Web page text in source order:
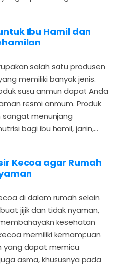
Ibu Hamil dan
salah satu produsen
memiliki banyak jenis.
susu anmun dapat Anda
resmi anmum. Produk
sangat menunjang
bagi ibu hamil, janin,...
Kecoa agar Rumah
di dalam rumah selain
jijik dan tidak nyaman,
kesehatan
memiliki kemampuan
yang dapat memicu
asma, khususnya pada